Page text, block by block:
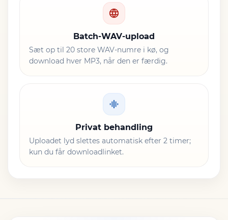
Batch-WAV-upload
Sæt op til 20 store WAV-numre i kø, og
download hver MP3, når den er færdig.
Privat behandling
Uploadet lyd slettes automatisk efter 2 timer;
kun du får downloadlinket.